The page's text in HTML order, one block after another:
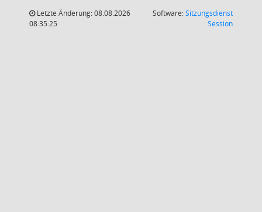
Letzte Änderung: 08.08.2026
08:35:25
Software:Sitzungsdienst
Session(Wird in